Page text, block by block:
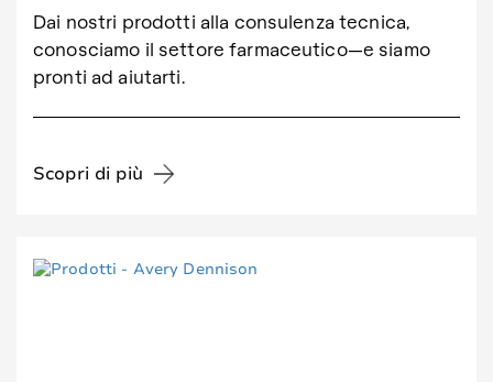
Dai nostri prodotti alla consulenza tecnica,
conosciamo il settore farmaceutico—e siamo
pronti ad aiutarti.
Scopri di più